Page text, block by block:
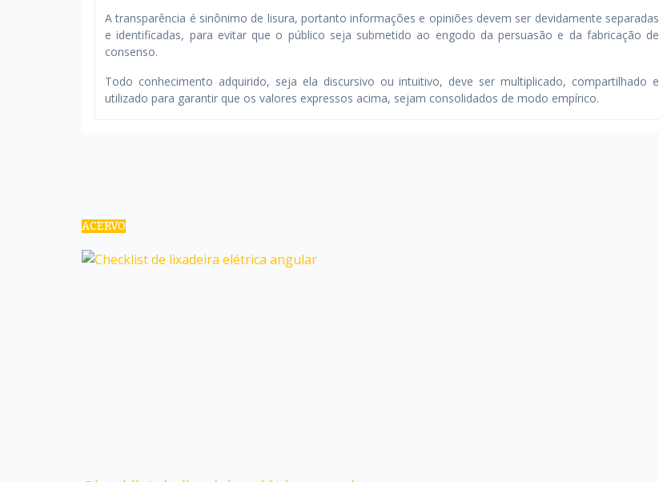
A transparência é sinônimo de lisura, portanto informações e opiniões devem ser devidamente separadas
e identificadas, para evitar que o público seja submetido ao engodo da persuasão e da fabricação de
consenso.
Todo conhecimento adquirido, seja ela discursivo ou intuitivo, deve ser multiplicado, compartilhado e
utilizado para garantir que os valores expressos acima, sejam consolidados de modo empírico.
ACERVO